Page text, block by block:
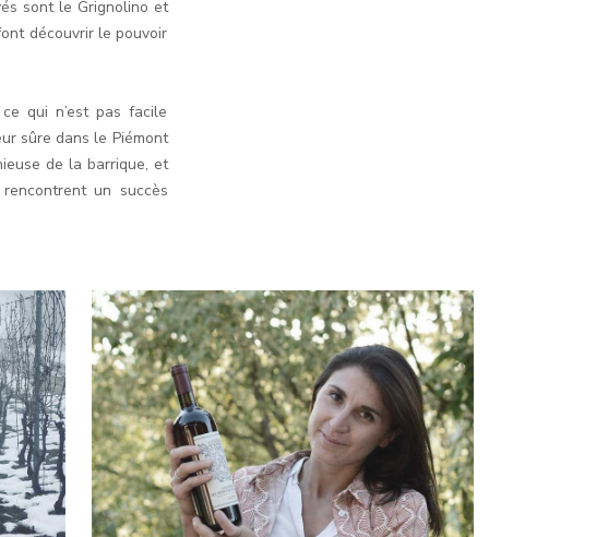
sont le Grignolino et
découvrir le pouvoir
qui n’est pas facile
sûre dans le Piémont
de la barrique, et
un succès
BEATRICE
GAUDIO